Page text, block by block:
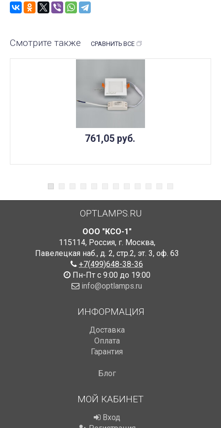
Смотрите также СРАВНИТЬ ВСЕ
761,05 руб.
OPTLAMPS.RU
ООО "КСО-1"
115114, Россия, г. Москва,
Павелецкая наб., д. 2, стр.2, эт. 3, оф. 63
+7(499)648-38-36
Пн-Пт с 9:00 до 19:00
info@optlamps.ru
ИНФОРМАЦИЯ
Доставка
Оплата
Гарантия
Блог
МОЙ КАБИНЕТ
Вход